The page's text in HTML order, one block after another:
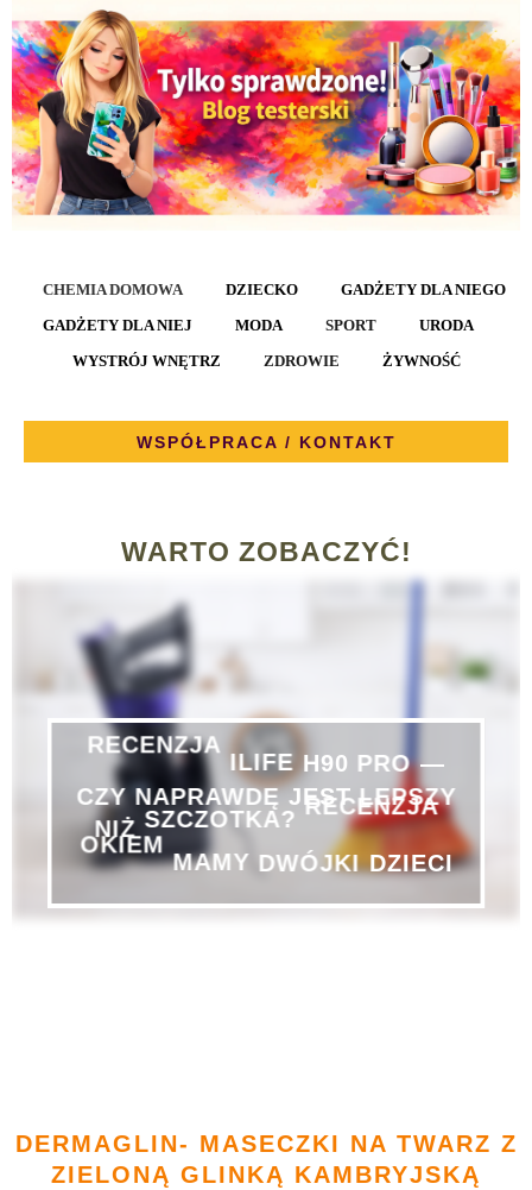
CHEMIA DOMOWA DZIECKO
GADŻETY DLA NIEGO
GADŻETY DLA NIEJ
MODA SPORT
URODA
WYSTRÓJ WNĘTRZ
ZDROWIE ŻYWNOŚĆ
WSPÓŁPRACA / KONTAKT
WARTO ZOBACZYĆ!
RECENZJA ILIFE H90
CZY NAPRAWDĘ JEST LEPSZY
NIŻ SZCZOTKA?
RECENZJA
OKIEM MAMY DWÓJKI
DZIECI
DERMAGLIN- MASECZKI NA TWARZ Z
ZIELONĄ GLINKĄ KAMBRYJSKĄ